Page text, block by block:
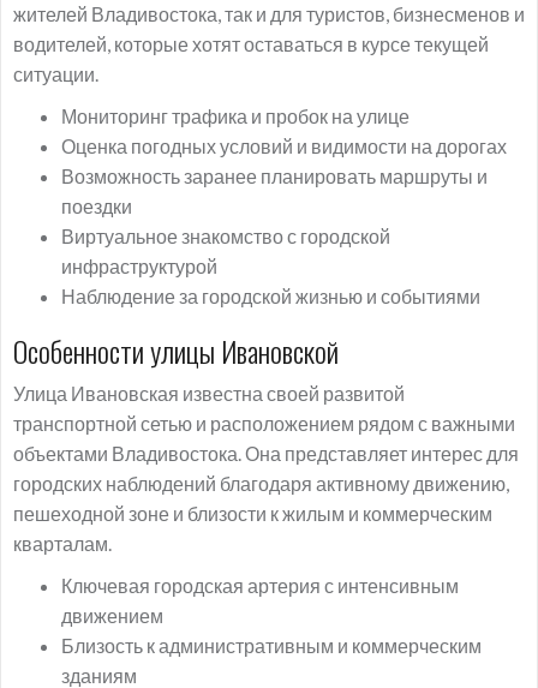
жителей Владивостока, так и для туристов, бизнесменов и
водителей, которые хотят оставаться в курсе текущей
ситуации.
Мониторинг трафика и пробок на улице
Оценка погодных условий и видимости на дорогах
Возможность заранее планировать маршруты и
поездки
Виртуальное знакомство с городской
инфраструктурой
Наблюдение за городской жизнью и событиями
Особенности улицы Ивановской
Улица Ивановская известна своей развитой
транспортной сетью и расположением рядом с важными
объектами Владивостока. Она представляет интерес для
городских наблюдений благодаря активному движению,
пешеходной зоне и близости к жилым и коммерческим
кварталам.
Ключевая городская артерия с интенсивным
движением
Близость к административным и коммерческим
зданиям